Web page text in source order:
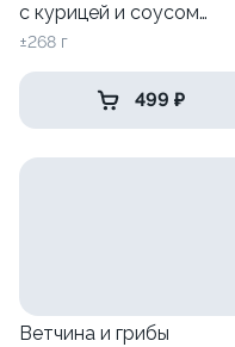
с курицей и соусом
Цезарь
±268 г
499 ₽
Ветчина и грибы